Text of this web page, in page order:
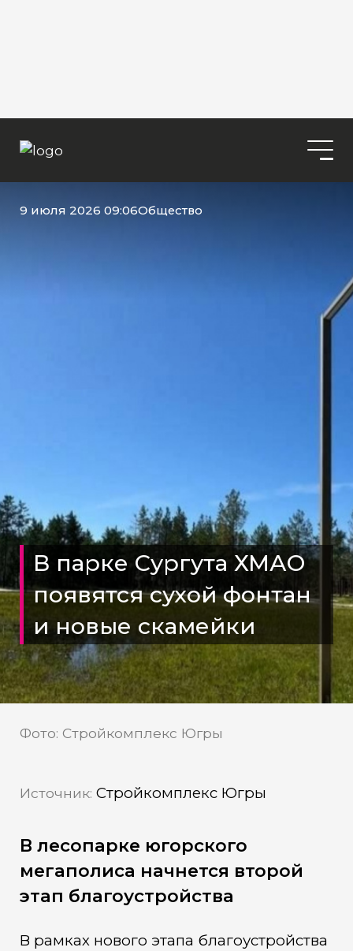
9 июля 2026 09:06Общество
В парке Сургута ХМАО
появятся сухой фонтан
и новые скамейки
Фото: Стройкомплекс Югры
Источник: Стройкомплекс Югры
В лесопарке югорского
мегаполиса начнется второй
этап благоустройства
В рамках нового этапа благоустройства